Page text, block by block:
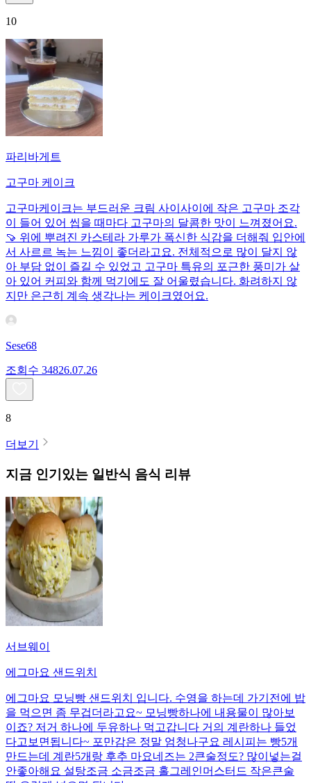
10
파리바게트
고구마 케이크
고구마케이크는 부드러운 크림 사이사이에 작은 고구마 조각
이 들어 있어 씹을 때마다 고구마의 달콤한 맛이 느껴졌어요.
🍠 위에 뿌려진 카스테라 가루가 폭신한 식감을 더해줘 입안에
서 사르르 녹는 느낌이 좋더라고요. 전체적으로 많이 달지 않
아 부담 없이 즐길 수 있었고 고구마 특유의 포근한 풍미가 살
아 있어 커피와 함께 먹기에도 잘 어울렸습니다. 화려하지 않
지만 은근히 계속 생각나는 케이크였어요.
Sese68
조회수 34826.07.26
8
더보기
지금 인기있는 일반식 음식 리뷰
서브웨이
에그마요 샌드위치
에그마요 모닝빵 샌드위치 입니다. 수영을 하는데 가기전에 밥
을 먹으면 좀 무겁더라고요~ 모닝빵하나에 내용물이 많아보
이죠? 저거 하나에 두유하나 먹고갑니다 거의 계란하나 들었
다고보면됩니다~ 포만감은 정말 엄청나구요 레시피는 빵5개
만드는데 계란5개랑 후추 마요네즈는 2큰술정도? 많이넣는걸
안좋아해요 설탕조금 소금조금 홀그레인머스터드 작은큰술